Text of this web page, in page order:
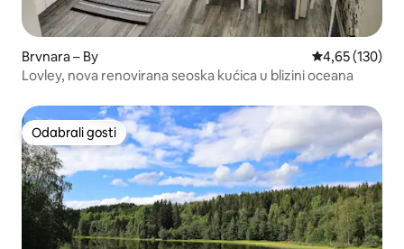
Brvnara – By Prosječna
4,65 (130)
Lovley, nova renovirana seoska kućica u blizini oceana
Odabrali gosti
Odabrali gosti